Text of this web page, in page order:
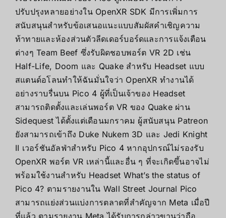
ปรับปรุงหลายอย่างใน OpenXR SDK มีการเพิ่มการ
สนับสนุนสําหรับข้อเสนอแนะแบบสัมผัสคําเชิญความ
ท้าทายและห้องส่วนตัวลีดเดอร์บอร์ดและการแจ้งเตือน
ต่างๆ Team Beef ซึ่งรับผิดชอบพอร์ต VR 2D เช่น
Half-Life, Doom และ Quake สําหรับ Headset แบบ
สแตนด์อโลนทําให้ฉันมั่นใจว่า OpenXR ทํางานได้
อย่างราบรื่นบน Pico 4 ผู้ที่เป็นเจ้าของ Headset
สามารถติดตั้งและเล่นพอร์ต VR ของ Quake ผ่าน
Sidequest ได้ตั้งแต่เดือนมกราคม ผู้สนับสนุน Patreon
ยังสามารถเข้าถึง Duke Nukem 3D และ Jedi Knight
II เวอร์ชันอัลฟ่าสําหรับ Pico 4 หากอุปกรณ์ไม่รองรับ
OpenXR พอร์ต VR เหล่านี้และอื่น ๆ ที่จะเกิดขึ้นอาจไม่
พร้อมใช้งานสําหรับ Headset What’s the status of
Pico 4? ตามรายงานใน Wall Street Journal Pico
สามารถแย่งส่วนแบ่งการตลาดที่สําคัญจาก Meta เมื่อปี
ที่แล้ว ตามรายงาน Meta ได้รับการกล่าวขานว่าถือ